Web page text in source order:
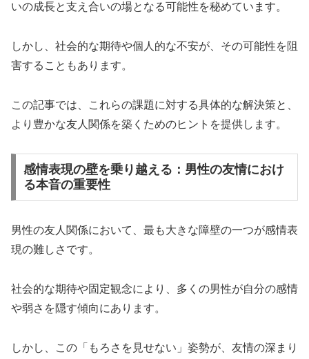
いの成長と支え合いの場となる可能性を秘めています。
しかし、社会的な期待や個人的な不安が、その可能性を阻
害することもあります。
この記事では、これらの課題に対する具体的な解決策と、
より豊かな友人関係を築くためのヒントを提供します。
感情表現の壁を乗り越える：男性の友情におけ
る本音の重要性
男性の友人関係において、最も大きな障壁の一つが感情表
現の難しさです。
社会的な期待や固定観念により、多くの男性が自分の感情
や弱さを隠す傾向にあります。
しかし、この「もろさを見せない」姿勢が、友情の深まり